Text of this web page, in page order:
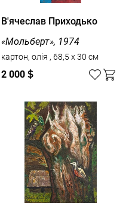
В'ячеслав Приходько
«Мольберт», 1974
картон, олія , 68,5 x 30 см
2 000 $